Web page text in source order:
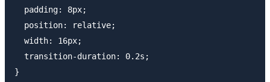
  padding: 8px;
  position: relative;
  width: 16px;
  transition-duration: 0.2s;
}